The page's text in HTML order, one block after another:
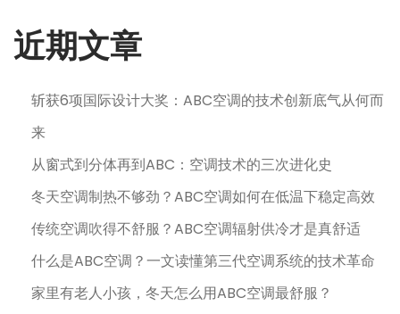
近期文章
斩获6项国际设计大奖：ABC空调的技术创新底气从何而
来
从窗式到分体再到ABC：空调技术的三次进化史
冬天空调制热不够劲？ABC空调如何在低温下稳定高效
传统空调吹得不舒服？ABC空调辐射供冷才是真舒适
什么是ABC空调？一文读懂第三代空调系统的技术革命
家里有老人小孩，冬天怎么用ABC空调最舒服？